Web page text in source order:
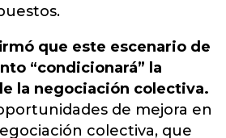
que este escenario de
“condicionará” la
la negociación colectiva.
de mejora en
colectiva, que